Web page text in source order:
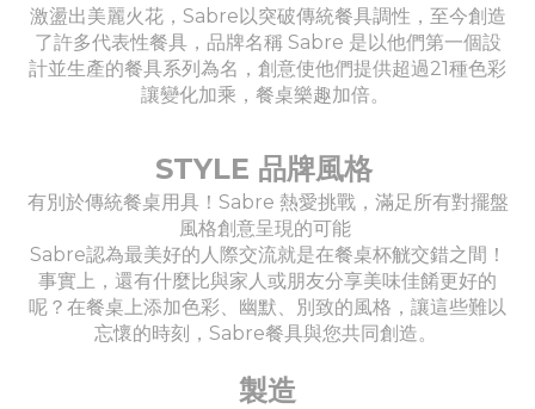
激盪出美麗火花，Sabre以突破傳統餐具調性，至今創造
了許多代表性餐具，品牌名稱 Sabre 是以他們第一個設
計並生產的餐具系列為名，創意使他們提供超過21種色彩
讓變化加乘，餐桌樂趣加倍。
STYLE 品牌風格
有別於傳統餐桌用具！Sabre 熱愛挑戰，滿足所有對擺盤
風格創意呈現的可能
Sabre認為最美好的人際交流就是在餐桌杯觥交錯之間！
事實上，還有什麼比與家人或朋友分享美味佳餚更好的
呢？在餐桌上添加色彩、幽默、別致的風格，讓這些難以
忘懷的時刻，Sabre餐具與您共同創造。
製造